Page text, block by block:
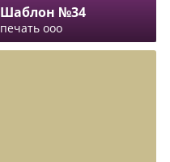
Шаблон №34
печать ооо